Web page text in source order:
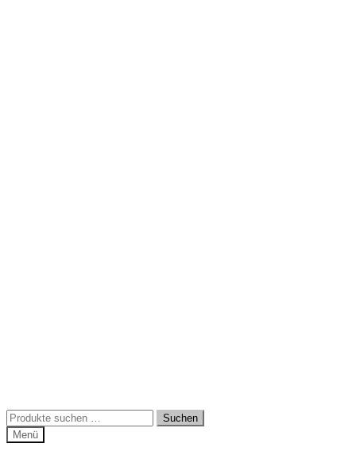
Suchen
nach:
Suchen
Menü